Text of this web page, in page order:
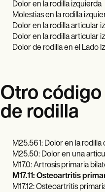
Dolor en la rodilla izquierda
Molestias en la rodilla
Dolor en la rodilla articular
Dolor en la rodilla articular
Dolor de rodilla en el Lado
Otro código
de rodilla
M25.561: Dolor en la rodilla
M25.50: Dolor en una
M17.0: Artrosis primaria
M17.11: Osteoartritis
M17.12: Osteoartritis